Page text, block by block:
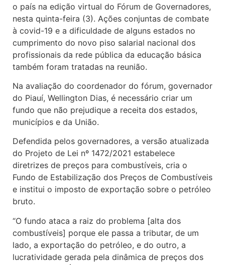
o país na edição virtual do Fórum de Governadores,
nesta quinta-feira (3). Ações conjuntas de combate
à covid-19 e a dificuldade de alguns estados no
cumprimento do novo piso salarial nacional dos
profissionais da rede pública da educação básica
também foram tratadas na reunião.
Na avaliação do coordenador do fórum, governador
do Piauí, Wellington Dias, é necessário criar um
fundo que não prejudique a receita dos estados,
municípios e da União.
Defendida pelos governadores, a versão atualizada
do Projeto de Lei nº 1472/2021 estabelece
diretrizes de preços para combustíveis, cria o
Fundo de Estabilização dos Preços de Combustíveis
e institui o imposto de exportação sobre o petróleo
bruto.
“O fundo ataca a raiz do problema [alta dos
combustíveis] porque ele passa a tributar, de um
lado, a exportação do petróleo, e do outro, a
lucratividade gerada pela dinâmica de preços dos